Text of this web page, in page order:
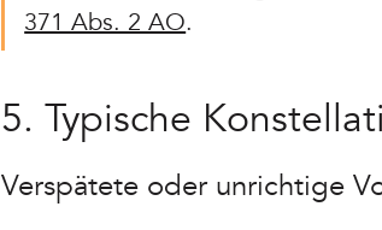
371 Abs. 2 AO.
5. Typische
Verspätete oder unrichtige